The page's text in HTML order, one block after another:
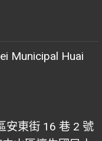
Municipal Huai
安東街 16 巷 2 號